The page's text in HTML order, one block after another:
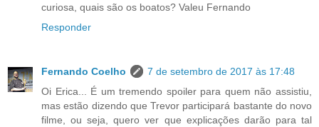
curiosa, quais são os boatos? Valeu Fernando
Responder
Fernando Coelho
7 de setembro de 2017 às 17:48
Oi Erica... É um tremendo spoiler para quem não assistiu,
mas estão dizendo que Trevor participará bastante do novo
filme, ou seja, quero ver que explicações darão para tal